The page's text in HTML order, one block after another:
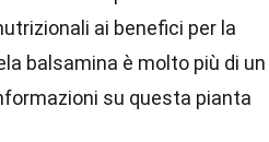
ai benefici per la
balsamina è molto più di un
su questa pianta